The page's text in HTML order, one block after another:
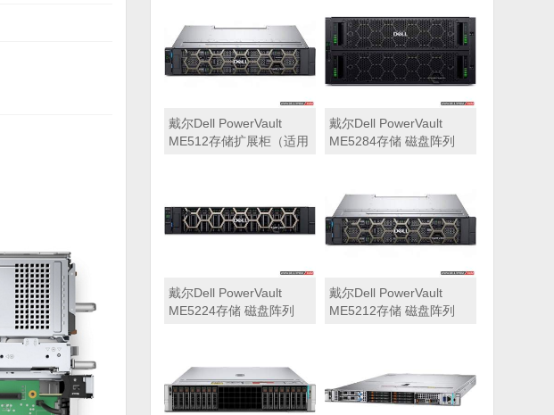
ME5224，ME5284等主
存储扩展）
戴尔Dell PowerVault
ME512存储扩展柜（适用
戴尔Dell PowerVault
ME5284存储 磁盘阵列
戴尔Dell PowerVault
ME5224存储 磁盘阵列
戴尔Dell PowerVault
ME5212存储 磁盘阵列